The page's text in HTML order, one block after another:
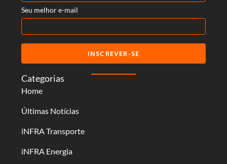
Categorias
Home
Últimas Notícias
iNFRA Transporte
iNFRA Energia
Seu melhor e-mail
INSCREVER-SE